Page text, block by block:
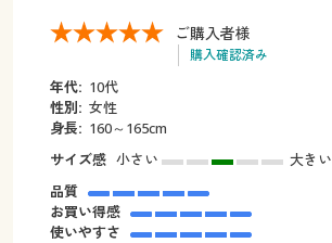
ご購入者様
購入確認済み
年代: 10代
性別: 女性
身長: 160～165cm
サイズ感 小さい
大きい
品質
お買い得感
使いやすさ